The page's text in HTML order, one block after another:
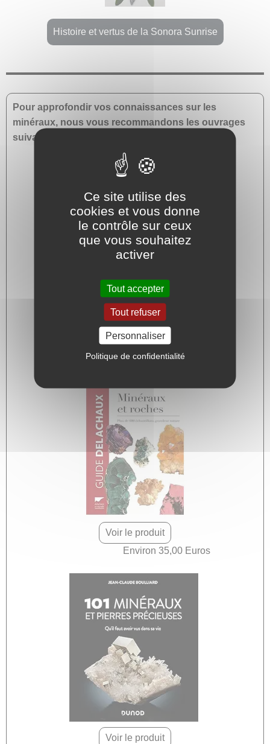
Histoire et vertus de la Sonora Sunrise
Pour approfondir vos connaissances sur les
minéraux, nous vous recommandons les ouvrages
suivants :
Voir le produit
Environ 18,00 Euros
Voir le produit
Environ 35,00 Euros
Voir le produit
Ce site utilise des
cookies et vous donne
le contrôle sur ceux
que vous souhaitez
activer
Tout accepter
Tout refuser
Personnaliser
Politique de confidentialité